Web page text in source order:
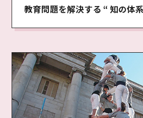
教育問題を解決する “ 知の体